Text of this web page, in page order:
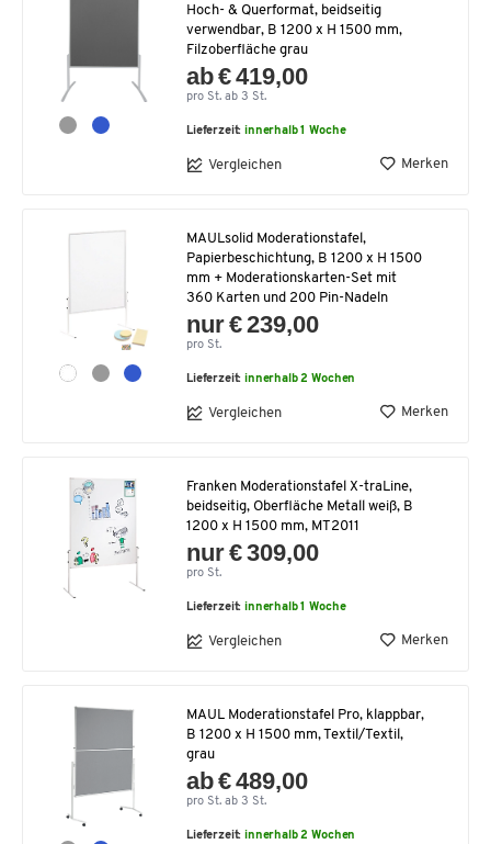
Hoch- & Querformat, beidseitig
verwendbar, B 1200 x H 1500 mm,
Filzoberfläche grau
ab € 419,00
pro St. ab 3 St.
Lieferzeit:innerhalb 1 Woche
Vergleichen Merken
MAULsolid Moderationstafel,
Papierbeschichtung, B 1200 x H 1500
mm + Moderationskarten-Set mit
360 Karten und 200 Pin-Nadeln
nur € 239,00
pro St.
Lieferzeit:innerhalb 2 Wochen
Vergleichen Merken
Franken Moderationstafel X-traLine,
beidseitig, Oberfläche Metall weiß, B
1200 x H 1500 mm, MT2011
nur € 309,00
pro St.
Lieferzeit:innerhalb 1 Woche
Vergleichen Merken
MAUL Moderationstafel Pro, klappbar,
B 1200 x H 1500 mm, Textil/Textil,
grau
ab € 489,00
pro St. ab 3 St.
Lieferzeit:innerhalb 2 Wochen